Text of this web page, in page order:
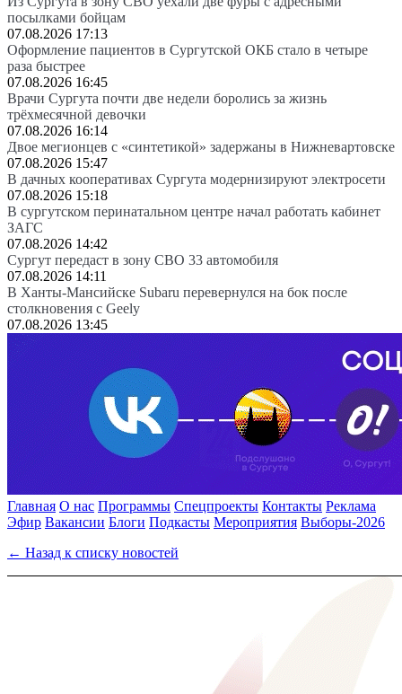
посылками бойцам
07.08.2026 17:13
Оформление пациентов в Сургутской ОКБ стало в четыре
раза быстрее
07.08.2026 16:45
Врачи Сургута почти две недели боролись за жизнь
трёхмесячной девочки
07.08.2026 16:14
Двое мегионцев с «синтетикой» задержаны в Нижневартовске
07.08.2026 15:47
В дачных кооперативах Сургута модернизируют электросети
07.08.2026 15:18
В сургутском перинатальном центре начал работать кабинет
ЗАГС
07.08.2026 14:42
Сургут передаст в зону СВО 33 автомобиля
07.08.2026 14:11
В Ханты-Мансийске Subaru перевернулся на бок после
столкновения с Geely
07.08.2026 13:45
Главная О нас Программы Спецпроекты Контакты Реклама
Эфир Вакансии Блоги Подкасты Мероприятия Выборы-2026
← Назад к списку новостей